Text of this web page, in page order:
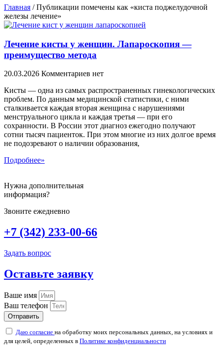
Главная / Публикации помечены как «киста поджелудочной
железы лечение»
Лечение кисты у женщин. Лапароскопия —
преимущество метода
20.03.2026 Комментариев нет
Кисты — одна из самых распространенных гинекологических
проблем. По данным медицинской статистики, с ними
сталкивается каждая вторая женщина с нарушениями
менструального цикла и каждая третья — при его
сохранности. В России этот диагноз ежегодно получают
сотни тысяч пациенток. При этом многие из них долгое время
не подозревают о наличии образования,
Подробнее»
Нужна дополнительная
информация?
Звоните ежедневно
+7 (342) 233-00-66
Задать вопрос
Оставьте заявку
Ваше имя
Ваш телефон
Даю согласие на обработку моих персональных данных, на условиях и
для целей, определенных в Политике конфиденциальности
Отправить